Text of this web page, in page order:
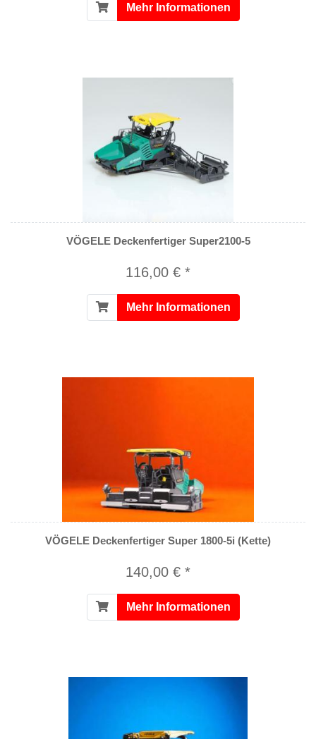
Mehr Informationen
VÖGELE Deckenfertiger Super2100-5
116,00 € *
Mehr Informationen
VÖGELE Deckenfertiger Super 1800-5i (Kette)
140,00 € *
Mehr Informationen